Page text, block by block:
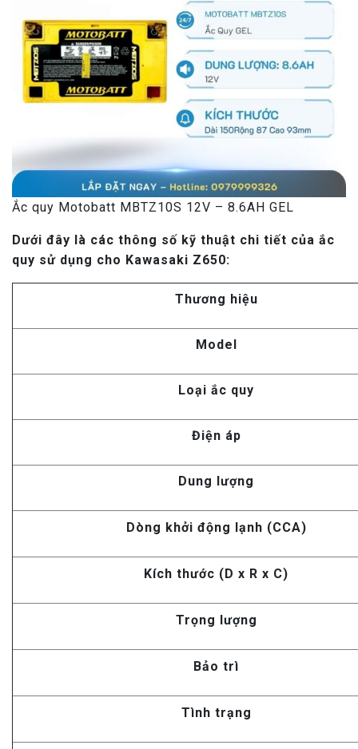
Ắc quy Motobatt MBTZ10S 12V – 8.6AH GEL
Dưới đây là các thông số kỹ thuật chi tiết của ắc
quy sử dụng cho Kawasaki Z650:
Thương hiệu
Model
Loại ắc quy
Điện áp
Dung lượng
Dòng khởi động lạnh (CCA)
Kích thước (D x R x C)
Trọng lượng
Bảo trì
Tình trạng